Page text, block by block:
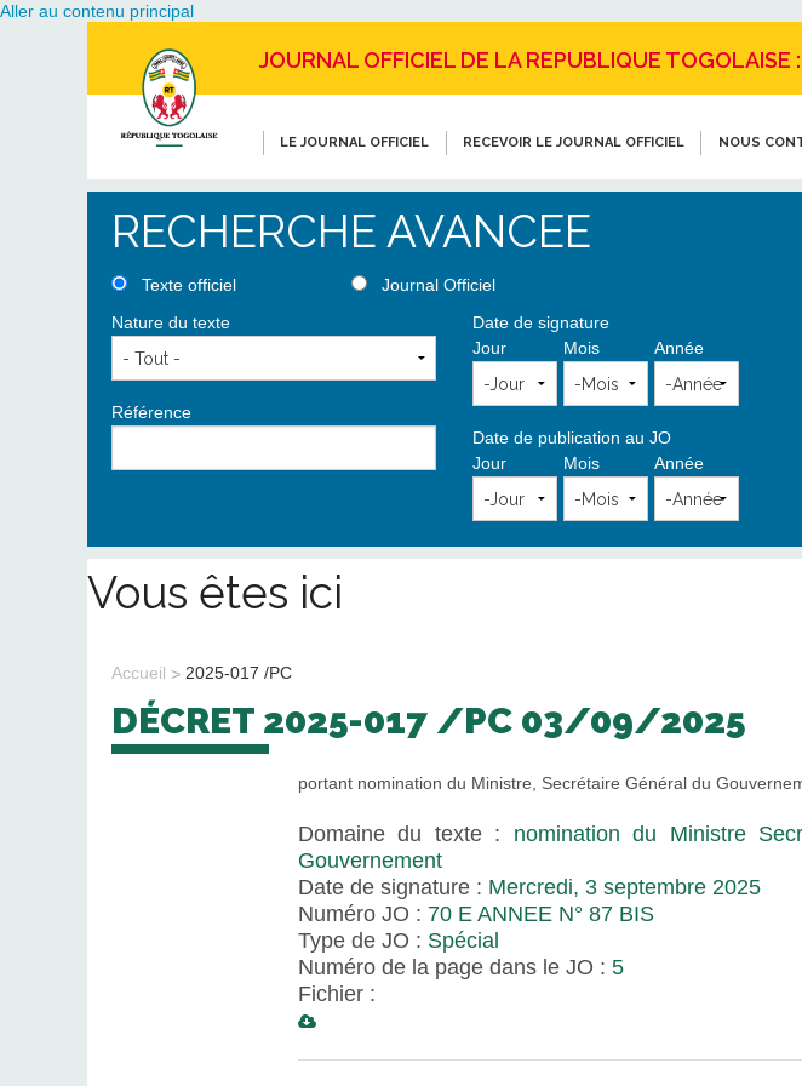
Aller au contenu principal
JOURNAL OFFICIEL DE LA REPUBLIQUE TOGOLAISE
LE JOURNAL OFFICIEL RECEVOIR LE JOURNAL OFFICIEL NOUS
RECHERCHE AVANCEE
Texte officiel
Journal Officiel
Nature du texte
Référence
Date de signature
Jour
Mois Année
Date de publication au JO
Jour
Mois Année
Vous êtes ici
Accueil 2025-017 /PC
DÉCRET 2025-017 /PC 03/09/2025
portant nomination du Ministre, Secrétaire Général du
Domaine du texte : nomination du Ministre
Gouvernement
Date de signature : Mercredi, 3 septembre 2025
Numéro JO : 70 E ANNEE N° 87 BIS
Type de JO : Spécial
Numéro de la page dans le JO : 5
Fichier :